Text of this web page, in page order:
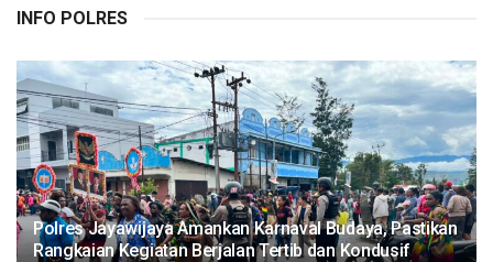
INFO POLRES
Polres Jayawijaya Amankan Karnaval Budaya, Pastikan
Rangkaian Kegiatan Berjalan Tertib dan Kondusif